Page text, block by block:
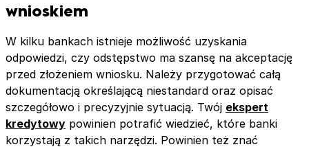
wnioskiem
W kilku bankach istnieje możliwość uzyskania
odpowiedzi, czy odstępstwo ma szansę na akceptację
przed złożeniem wniosku. Należy przygotować całą
dokumentacją określającą niestandard oraz opisać
szczegółowo i precyzyjnie sytuacją. Twój ekspert
kredytowy powinien potrafić wiedzieć, które banki
korzystają z takich narzędzi. Powinien też znać